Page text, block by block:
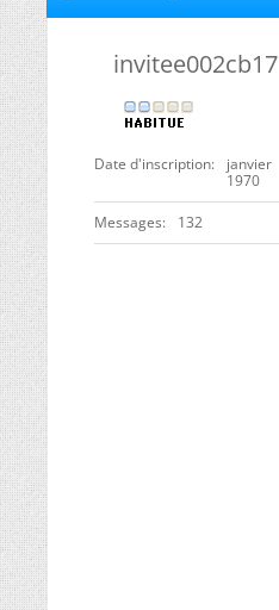
invitee002cb17
Date d'inscription
janvier
1970
Messages 132